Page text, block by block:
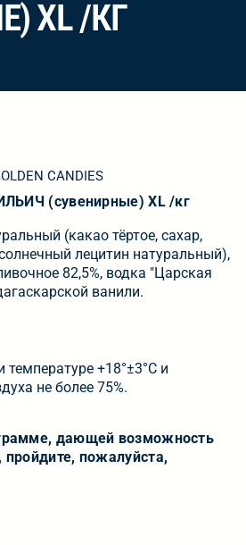
XL /КГ
CANDIES
(сувенирные) XL /кг
(какао тёртое, сахар,
лецитин натуральный),
82,5%, водка "Царская
ванили.
+18°±3°С и
не более 75%.
дающей возможность
пройдите, пожалуйста,